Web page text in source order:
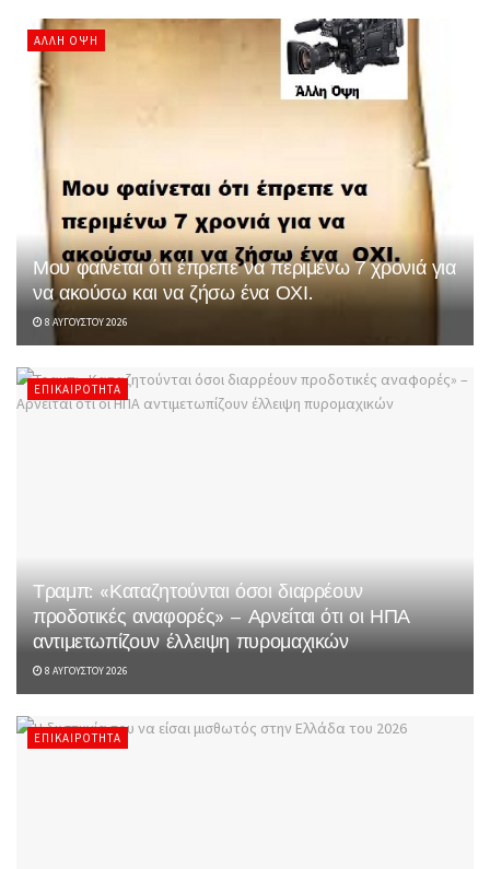
ΆΛΛΗ ΌΨΗ
Μου φαίνεται ότι έπρεπε να περιμένω 7 χρονιά για
να ακούσω και να ζήσω ένα ΟΧΙ.
8 ΑΥΓΟΎΣΤΟΥ 2026
ΕΠΙΚΑΙΡΌΤΗΤΑ
Τραμπ: «Καταζητούνται όσοι διαρρέουν
προδοτικές αναφορές» – Αρνείται ότι οι ΗΠΑ
αντιμετωπίζουν έλλειψη πυρομαχικών
8 ΑΥΓΟΎΣΤΟΥ 2026
ΕΠΙΚΑΙΡΌΤΗΤΑ